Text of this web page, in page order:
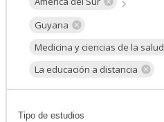
Guyana
Medicina y ciencias de la salud
La educación a distancia
Tipo de estudios